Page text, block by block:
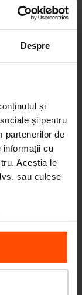
Despre
și
și pentru
partenerilor de
informații cu
Aceștia le
sau culese
Personal